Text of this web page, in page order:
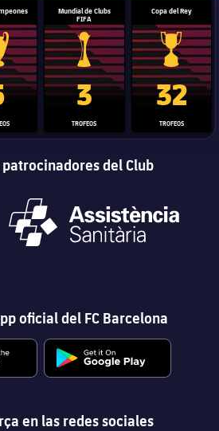
de la Liga de Campeones
Mundial de Clubs
FIFA
Trofeo del Mundial de
3
TROFEOS
Copa del Rey
Copa del
32
TROFEOS
del Club
oficial del FC Barcelona
en las redes sociales